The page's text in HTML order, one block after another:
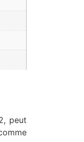
peut